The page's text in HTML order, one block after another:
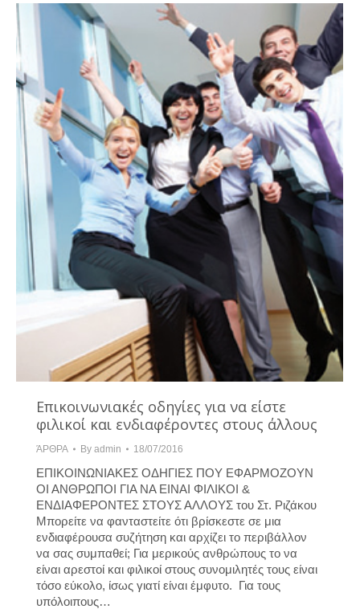
Επικοινωνιακές οδηγίες για να είστε
φιλικοί και ενδιαφέροντες στους άλλους
ΆΡΘΡΑ By admin 18/07/2016
ΕΠΙΚΟΙΝΩΝΙΑΚΕΣ ΟΔΗΓΙΕΣ ΠΟΥ ΕΦΑΡΜΟΖΟΥΝ
ΟΙ ΑΝΘΡΩΠΟΙ ΓΙΑ ΝΑ ΕΙΝΑΙ ΦΙΛΙΚΟΙ &
ΕΝΔΙΑΦΕΡΟΝΤΕΣ ΣΤΟΥΣ ΑΛΛΟΥΣ του Στ. Ριζάκου
Μπορείτε να φανταστείτε ότι βρίσκεστε σε μια
ενδιαφέρουσα συζήτηση και αρχίζει το περιβάλλον
να σας συμπαθεί; Για μερικούς ανθρώπους το να
είναι αρεστοί και φιλικοί στους συνομιλητές τους είναι
τόσο εύκολο, ίσως γιατί είναι έμφυτο. Για τους
υπόλοιπους…